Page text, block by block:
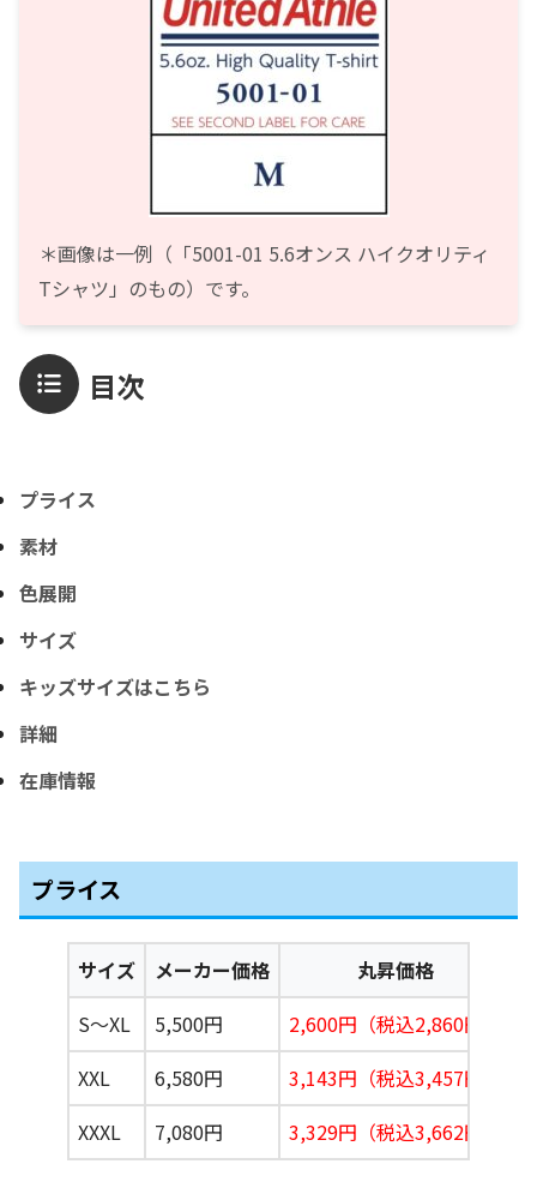
＊画像は一例（「5001-01 5.6オンス ハイクオリティ
Tシャツ」のもの）です。
目次
プライス
素材
色展開
サイズ
キッズサイズはこちら
詳細
在庫情報
プライス
サイズ メーカー価格
丸昇価格
S〜XL
5,500円 2,600円（税込2,860円）
XXL
6,580円
3,143円（税込3,457円）
XXXL
7,080円 3,329円（税込3,662円）